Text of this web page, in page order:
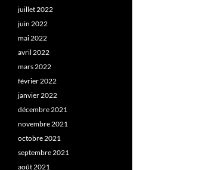
juillet 2022
juin 2022
mai 2022
avril 2022
mars 2022
février 2022
janvier 2022
décembre 2021
novembre 2021
octobre 2021
septembre 2021
août 2021